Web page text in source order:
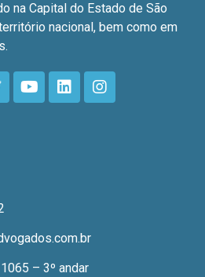
na Capital do Estado de São
nacional, bem como em
– 3º andar